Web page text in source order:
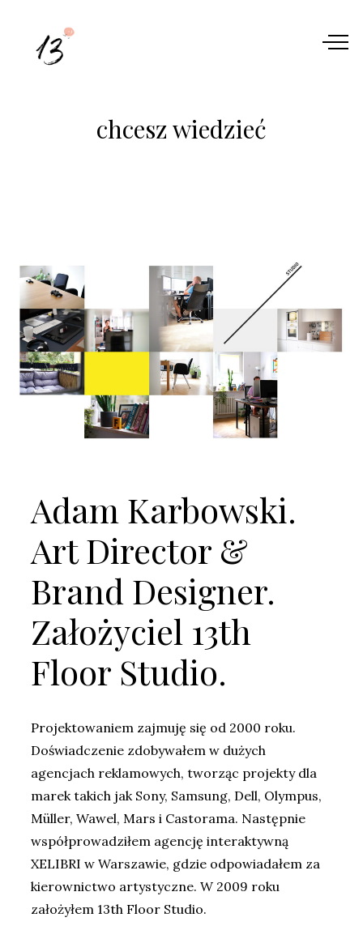
chcesz wiedzieć
Adam Karbowski.
Art Director &
Brand Designer.
Założyciel 13th
Floor Studio.
Projektowaniem zajmuję się od 2000 roku.
Doświadczenie zdobywałem w dużych
agencjach reklamowych, tworząc projekty dla
marek takich jak Sony, Samsung, Dell, Olympus,
Müller, Wawel, Mars i Castorama. Następnie
współprowadziłem agencję interaktywną
XELIBRI w Warszawie, gdzie odpowiadałem za
kierownictwo artystyczne. W 2009 roku
założyłem 13th Floor Studio.